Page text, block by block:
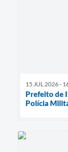
15 JUL 2026 -
Prefeito de
Polícia